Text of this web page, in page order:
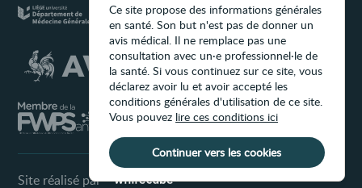
Site réalisé par
Ce site propose des informations générales
en santé. Son but n'est pas de donner un
avis médical. Il ne remplace pas une
consultation avec un·e professionnel·le de
la santé. Si vous continuez sur ce site, vous
déclarez avoir lu et avoir accepté les
conditions générales d'utilisation de ce site.
Vous pouvez lire ces conditions ici
Continuer vers les cookies